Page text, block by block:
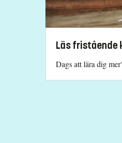
Läs fristående
Dags att lära dig